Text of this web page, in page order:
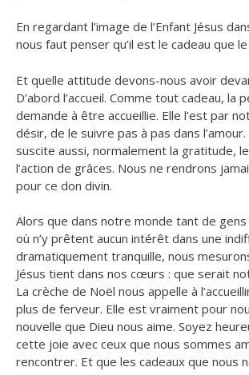
En regardant l’image de l’Enfant Jésus
nous faut penser qu’il est le cadeau que
Et quelle attitude devons-nous avoir
D’abord l’accueil. Comme tout cadeau, la
demande à être accueillie. Elle l’est par
désir, de le suivre pas à pas dans l’amour.
suscite aussi, normalement la gratitude,
l’action de grâces. Nous ne rendrons
pour ce don divin.
Alors que dans notre monde tant de gens
où n’y prêtent aucun intérêt dans une
dramatiquement tranquille, nous
Jésus tient dans nos cœurs : que serait
La crèche de Noël nous appelle à
plus de ferveur. Elle est vraiment pour
nouvelle que Dieu nous aime. Soyez
cette joie avec ceux que nous sommes
rencontrer. Et que les cadeaux que nous